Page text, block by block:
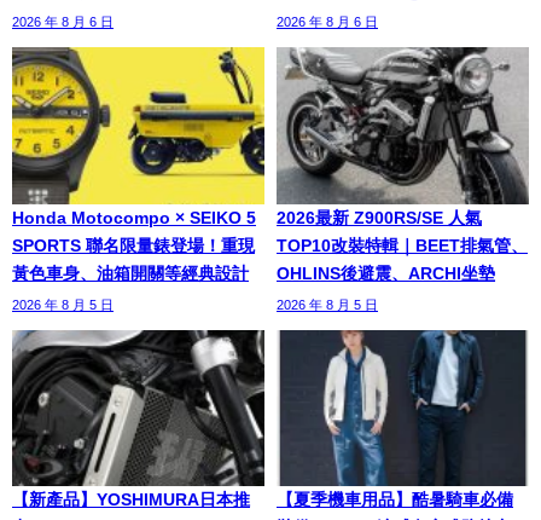
2026 年 8 月 6 日 2026 年 8 月 6 日
Honda Motocompo × SEIKO 5
SPORTS 聯名限量錶登場！重現
黃色車身、油箱開關等經典設計
2026 年 8 月 5 日
2026最新 Z900RS/SE 人氣
TOP10改裝特輯｜BEET排氣管、
OHLINS後避震、ARCHI坐墊
2026 年 8 月 5 日
【新產品】YOSHIMURA日本推
【夏季機車用品】酷暑騎車必備